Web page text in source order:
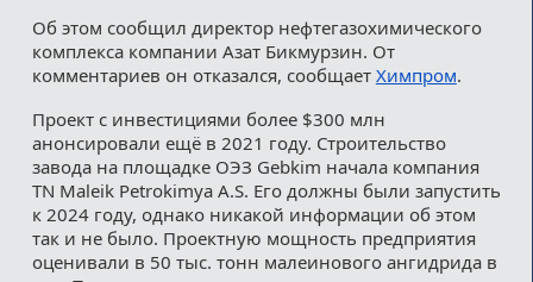
Об этом сообщил директор нефтегазохимического
комплекса компании Азат Бикмурзин. От
комментариев он отказался, сообщает Химпром.
Проект с инвестициями более $300 млн
анонсировали ещё в 2021 году. Строительство
завода на площадке ОЭЗ Gebkim начала компания
TN Maleik Petrokimya A.S. Его должны были запустить
к 2024 году, однако никакой информации об этом
так и не было. Проектную мощность предприятия
оценивали в 50 тыс. тонн малеинового ангидрида в